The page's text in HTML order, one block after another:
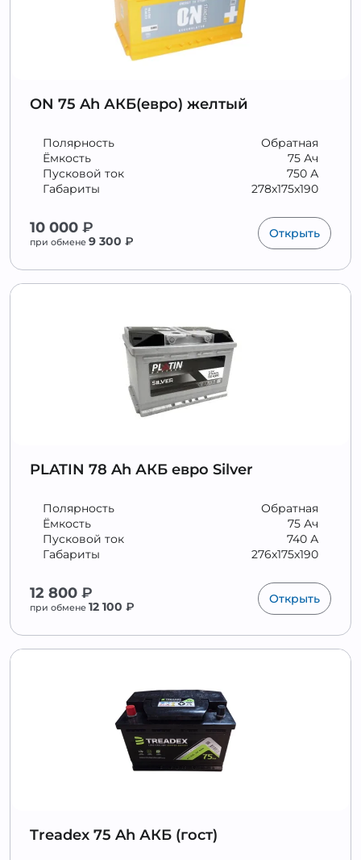
ON 75 Ah АКБ(евро) желтый
Обратная
Полярность
75 Ач
Ёмкость
750 А
Пусковой ток
278x175x190
Габариты
10 000 ₽
при обмене 9 300 ₽
Открыть
PLATIN 78 Ah АКБ евро Silver
Обратная
Полярность
75 Ач
Ёмкость
740 А
Пусковой ток
276x175x190
Габариты
12 800 ₽
при обмене 12 100 ₽
Открыть
Treadex 75 Ah АКБ (гост)